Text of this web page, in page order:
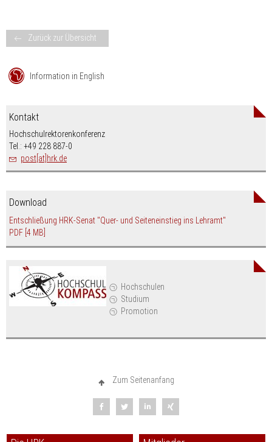
Zurück zur Übersicht
Hochschulen
Studium
Promotion
Information in English
Kontakt
Hochschulrektorenkonferenz
Tel.: +49 228 887-0
post[at]hrk.de
Download
Entschließung HRK-Senat "Quer- und Seiteneinstieg ins Lehramt"
PDF [4 MB]
Zum Seitenanfang